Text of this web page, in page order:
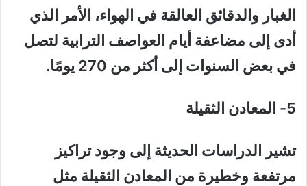
الغبار والدقائق العالقة في الهواء، الأمر الذي
أدى إلى مضاعفة أيام العواصف الترابية لتصل
في بعض السنوات إلى أكثر من 270 يومًا.
5- المعادن الثقيلة
تشير الدراسات الحديثة إلى وجود تراكيز
مرتفعة وخطيرة من المعادن الثقيلة مثل